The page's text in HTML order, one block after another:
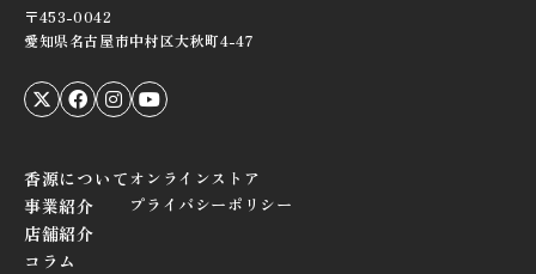
〒453-0042
愛知県名古屋市中村区大秋町4-47
香源について
事業紹介
店舗紹介
コラム
オンラインストア
プライバシーポリシー